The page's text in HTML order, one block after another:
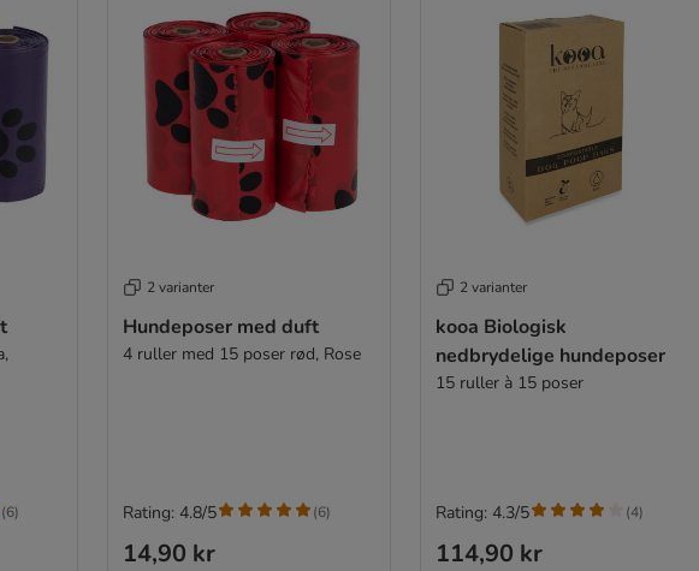
(6)
2 varianter
Hundeposer med duft
4 ruller med 15 poser rød, Rose
14,90 kr
Rating: 4.8/5 (6)
2 varianter
kooa Biologisk
nedbrydelige hundeposer
15 ruller à 15 poser
114,90 kr
Rating: 4.3/5 (4)